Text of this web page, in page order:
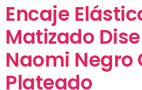
Encaje
Matizado
Naomi Negro
Plateado